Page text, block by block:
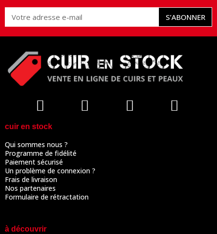
S’ABONNER
cuir en stock
Qui sommes nous ?
Programme de fidélité
Paiement sécurisé
Un problème de connexion ?
Frais de livraison
Nos partenaires
Formulaire de rétractation
à découvrir